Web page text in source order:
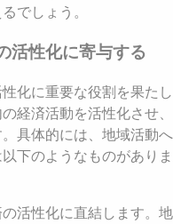
でしょう。
活性化に寄与する
化に重要な役割を果たし
経済活動を活性化させ、
具体的には、地域活動へ
下のようなものがありま
活性化に直結します。地